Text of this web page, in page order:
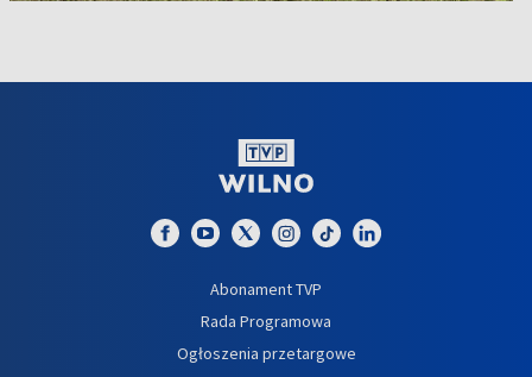
Abonament TVP
Rada Programowa
Ogłoszenia przetargowe